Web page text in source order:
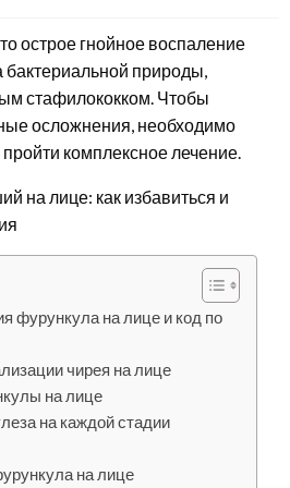
острое гнойное воспаление
природы,
стафилококком. Чтобы
осложнения, необходимо
пройти комплексное лечение.
фурункула на лице и код по
чирея на лице
на лице
на каждой стадии
на лице